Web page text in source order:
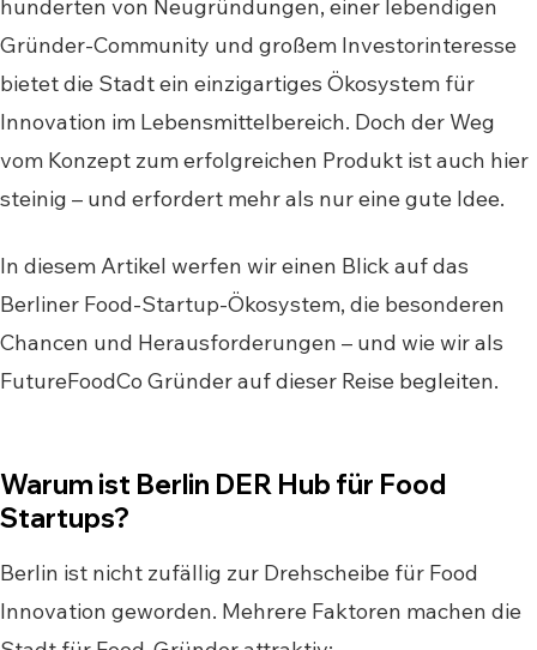
hunderten von Neugründungen, einer lebendigen
Gründer-Community und großem Investorinteresse
bietet die Stadt ein einzigartiges Ökosystem für
Innovation im Lebensmittelbereich. Doch der Weg
vom Konzept zum erfolgreichen Produkt ist auch hier
steinig – und erfordert mehr als nur eine gute Idee.
In diesem Artikel werfen wir einen Blick auf das
Berliner Food-Startup-Ökosystem, die besonderen
Chancen und Herausforderungen – und wie wir als
FutureFoodCo Gründer auf dieser Reise begleiten.
Warum ist Berlin DER Hub für Food
Startups?
Berlin ist nicht zufällig zur Drehscheibe für Food
Innovation geworden. Mehrere Faktoren machen die